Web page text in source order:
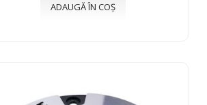
ADAUGĂ ÎN COȘ